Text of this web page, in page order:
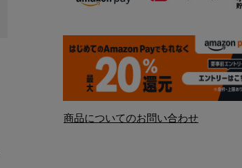
商品についてのお問い合わせ